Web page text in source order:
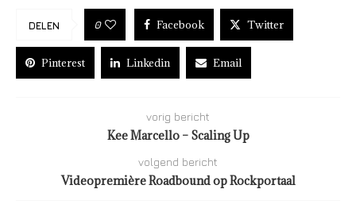
DELEN 0 Facebook Twitter
Pinterest Linkedin Email
vorig bericht
Kee Marcello – Scaling Up
volgend bericht
Videopremière Roadbound op Rockportaal